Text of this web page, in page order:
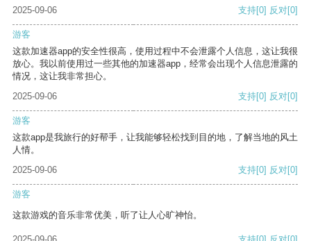
2025-09-06
支持[0] 反对[0]
游客
这款加速器app的安全性很高，使用过程中不会泄露个人信息，这让我很
放心。我以前使用过一些其他的加速器app，经常会出现个人信息泄露的
情况，这让我非常担心。
2025-09-06
支持[0] 反对[0]
游客
这款app是我旅行的好帮手，让我能够轻松找到目的地，了解当地的风土
人情。
2025-09-06
支持[0] 反对[0]
游客
这款游戏的音乐非常优美，听了让人心旷神怡。